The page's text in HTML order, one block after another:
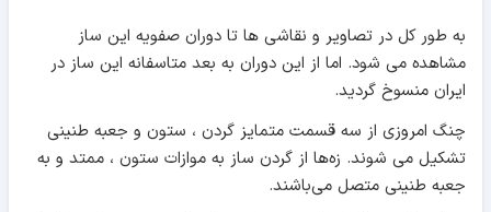
به طور کل در تصاویر و نقاشی ها تا دوران صفویه این ساز
مشاهده می شود. اما از این دوران به بعد متاسفانه این ساز در
ایران منسوخ گردید.
چنگ امروزی از سه قسمت متمایز گردن ، ستون و جعبه طنینی
تشکیل می شوند. زه‌ها از گردن ساز به موازات ستون ، ممتد و به
جعبه طنینی متصل می‌باشند.